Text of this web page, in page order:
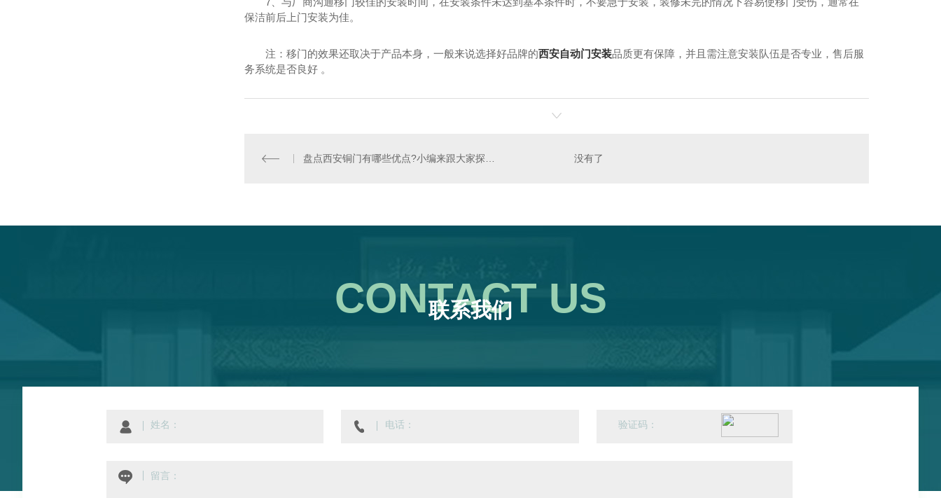
保洁前后上门安装为佳。
注：移门的效果还取决于产品本身，一般来说选择好品牌的西安自动门安装品质更有保障，并且需注意安装队伍是否专业，售后服
务系统是否良好 。
没有了
CONTACT US
联系我们